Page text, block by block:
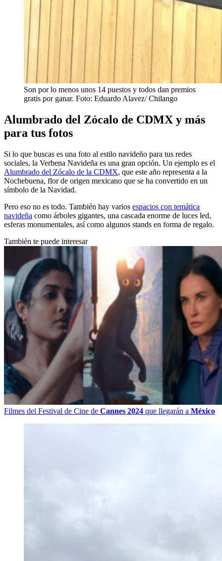
Son por lo menos unos 14 puestos y todos dan premios
gratis por ganar. Foto: Eduardo Alavez/ Chilango
Alumbrado del Zócalo de CDMX y más
para tus fotos
Si lo que buscas es una foto al estilo navideño para tus redes
sociales, la Verbena Navideña es una gran opción. Un ejemplo es el
Alumbrado del Zócalo de la CDMX, que este año representa a la
Nochebuena, flor de origen mexicano que se ha convertido en un
símbolo de la Navidad.
Pero eso no es todo. También hay varios espacios con temática
navideña como árboles gigantes, una cascada enorme de luces led,
esferas monumentales, así como algunos stands en forma de regalo.
También te puede interesar
Filmes del Festival de Cine de Cannes 2024 que llegarán a México